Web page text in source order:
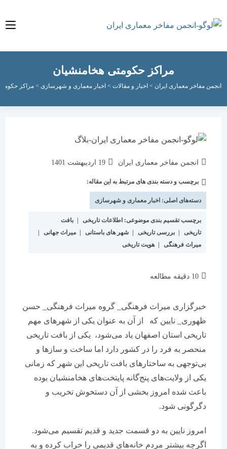
مراکز حکومتی هخامنشیان
مفاخر معماری ایران > اخبار و مقالات>اخبار معماری و شهرسازی>مراکز حکومتی
انجمن مفاخر معماری ایران
نوشته
شده
است:
19 اردیبهشت 1401
برچسب و دسته بندی های مرتبط به این مقاله:
دسته‌های اصلی:اخبار معماری و شهرسازی
برچسب تقسیم بندی موضوعی:اطلاعات تاریخی | بافت
| بررسی تاریخی | شهر های باستانی | میراث جهانی
|
میراث فرهنگی | هویت تاریخی
خبرگزاری میراث فرهنگی_ گروه میراث فرهنگی_ حسن
ظهوری_ نایین که از آن به عنوان یکی از شهرهای مهم
تاریخی استان اصفهان یاد می‌شود، یکی از بافت تاریخی
منحصر به فرد را در کشور دارد اما ساخت و سازها و
بی‌توجهی به ساختارهای بافت تاریخی این شهر که زمانی
یکی از ولایت‌های پنج‌گانه پایتخت‌های هخامنشیان بوده
باعث شده امروز بخشی از آن دستخوش تخریب و
دگرگونی شود.
امروز نایین به دو قسمت جدید و قدیم تقسیم می‌شود.
اگرچه بیشتر مردم خانه‌های قدیمی را خراب کرده و به